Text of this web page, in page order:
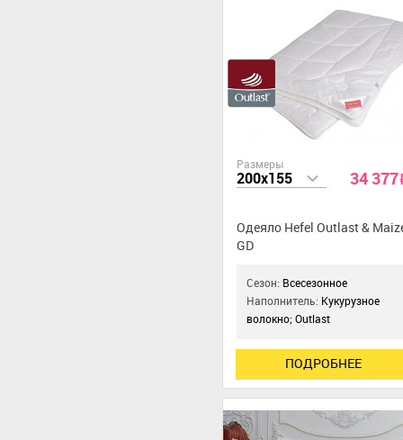
Размеры
200x155 34 377
Одеяло Hefel Outlast &
GD
Сезон: Всесезонное
Наполнитель: Кукурузное
волокно; Outlast
ПОДРОБНЕЕ